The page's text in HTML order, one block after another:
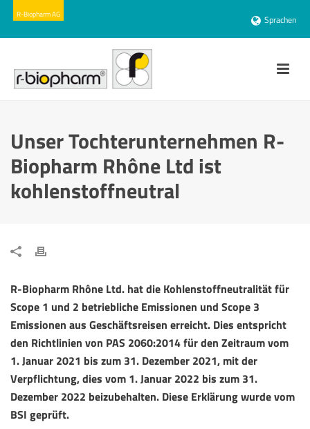
Sprachen
Unser Tochterunternehmen R-
Biopharm Rhône Ltd ist
kohlenstoffneutral
R-Biopharm Rhône Ltd. hat die Kohlenstoffneutralität für
Scope 1 und 2 betriebliche Emissionen und Scope 3
Emissionen aus Geschäftsreisen erreicht. Dies entspricht
den Richtlinien von PAS 2060:2014 für den Zeitraum vom
1. Januar 2021 bis zum 31. Dezember 2021, mit der
Verpflichtung, dies vom 1. Januar 2022 bis zum 31.
Dezember 2022 beizubehalten. Diese Erklärung wurde vom
BSI geprüft.